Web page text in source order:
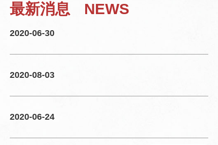
最新消息 NEWS
2020-06-30
2020-08-03
2020-06-24